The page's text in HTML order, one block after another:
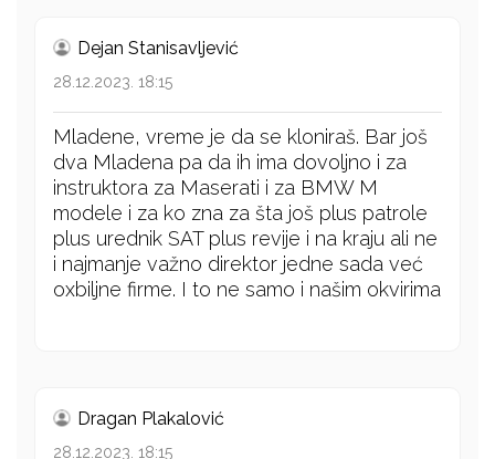
Dejan Stanisavljević
28.12.2023. 18:15
Mladene, vreme je da se kloniraš. Bar još
dva Mladena pa da ih ima dovoljno i za
instruktora za Maserati i za BMW M
modele i za ko zna za šta još plus patrole
plus urednik SAT plus revije i na kraju ali ne
i najmanje važno direktor jedne sada već
oxbiljne firme. I to ne samo i našim okvirima
Dragan Plakalović
28.12.2023. 18:15